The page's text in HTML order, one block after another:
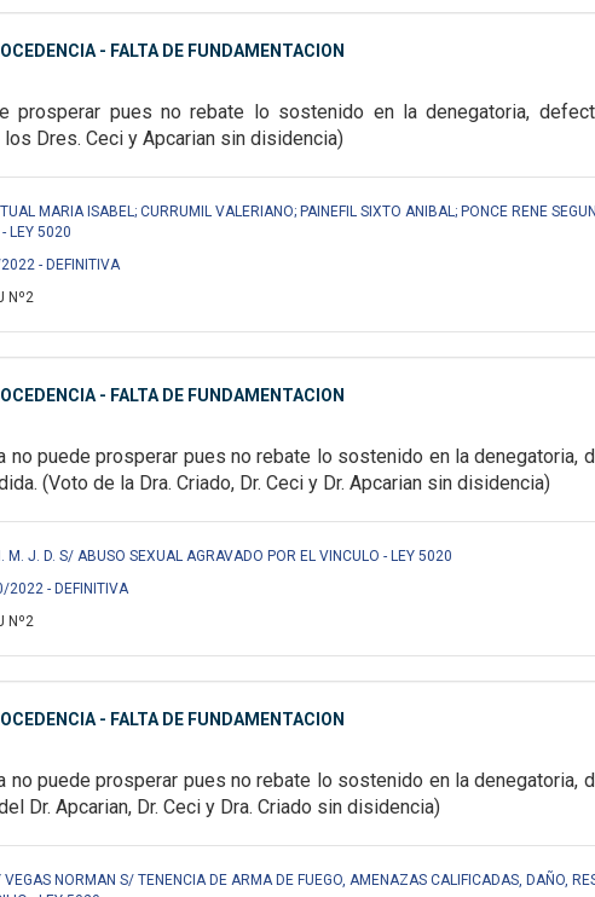
- FALTA DE FUNDAMENTACION
prosperar pues no rebate lo sostenido en la denegatoria,
Dres. Ceci y Apcarian sin disidencia)
MARIA ISABEL; CURRUMIL VALERIANO; PAINEFIL SIXTO ANIBAL; PONCE RENE
LEY 5020
- DEFINITIVA
Nº2
- FALTA DE FUNDAMENTACION
no puede prosperar pues no rebate lo sostenido en la denegatoria,
(Voto de la Dra. Criado, Dr. Ceci y Dr. Apcarian sin disidencia)
M. J. D. S/ ABUSO SEXUAL AGRAVADO POR EL VINCULO - LEY 5020
2022 - DEFINITIVA
Nº2
- FALTA DE FUNDAMENTACION
no puede prosperar pues no rebate lo sostenido en la denegatoria,
Dr. Apcarian, Dr. Ceci y Dra. Criado sin disidencia)
VEGAS NORMAN S/ TENENCIA DE ARMA DE FUEGO, AMENAZAS CALIFICADAS, DAÑO,